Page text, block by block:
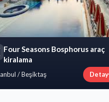
Four Seasons Bosphorus araç
kiralama
/ Beşiktaş Detay